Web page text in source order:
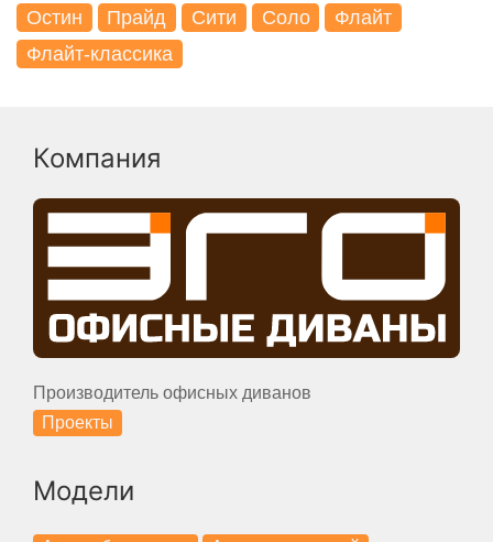
Остин
Прайд Сити Соло
Флайт
Флайт-классика
Компания
Производитель офисных диванов
Проекты
Модели